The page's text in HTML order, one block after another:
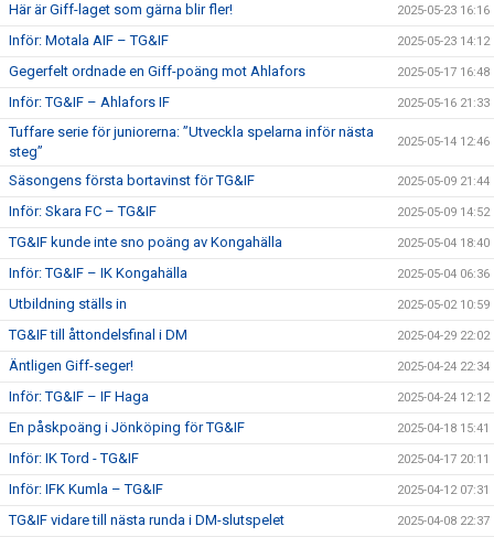
Här är Giff-laget som gärna blir fler! 2025-05-23 16:16
Inför: Motala AIF – TG&IF 2025-05-23 14:12
Gegerfelt ordnade en Giff-poäng mot Ahlafors 2025-05-17 16:48
Inför: TG&IF – Ahlafors IF 2025-05-16 21:33
Tuffare serie för juniorerna: ”Utveckla spelarna inför nästa
steg”
2025-05-14 12:46
Säsongens första bortavinst för TG&IF 2025-05-09 21:44
Inför: Skara FC – TG&IF 2025-05-09 14:52
TG&IF kunde inte sno poäng av Kongahälla 2025-05-04 18:40
Inför: TG&IF – IK Kongahälla 2025-05-04 06:36
Utbildning ställs in 2025-05-02 10:59
TG&IF till åttondelsfinal i DM 2025-04-29 22:02
Äntligen Giff-seger! 2025-04-24 22:34
Inför: TG&IF – IF Haga 2025-04-24 12:12
En påskpoäng i Jönköping för TG&IF 2025-04-18 15:41
Inför: IK Tord - TG&IF 2025-04-17 20:11
Inför: IFK Kumla – TG&IF 2025-04-12 07:31
TG&IF vidare till nästa runda i DM-slutspelet 2025-04-08 22:37